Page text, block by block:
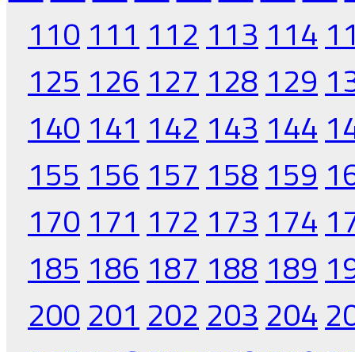
110 111 112 113 114
125 126 127 128 129
140 141 142 143 144
155 156 157 158 159
170 171 172 173 174
185 186 187 188 189
200 201 202 203 204